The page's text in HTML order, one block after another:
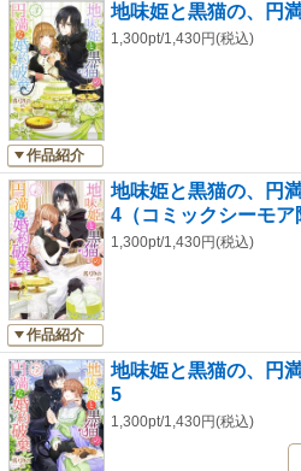
作品紹介
地味姫と黒猫の、円
1,300pt/1,430円(税込)
作品紹介
地味姫と黒猫の、円
4（コミックシーモア
1,300pt/1,430円(税込)
地味姫と黒猫の、円
5
1,300pt/1,430円(税込)